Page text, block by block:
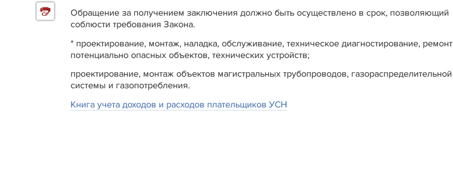
Обращение за получением заключения должно быть осуществлено в срок, позволяющий
соблюсти требования Закона.
* проектирование, монтаж, наладка, обслуживание, техническое диагностирование, ремонт
потенциально опасных объектов, технических устройств;
проектирование, монтаж объектов магистральных трубопроводов, газораспределительной
системы и газопотребления.
Книга учета доходов и расходов плательщиков УСН